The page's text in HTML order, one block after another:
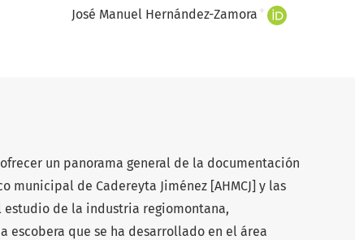
José Manuel Hernández-Zamora +
un panorama general de la documentación
municipal de Cadereyta Jiménez [AHMCJ] y las
de la industria regiomontana,
escobera que se ha desarrollado en el área